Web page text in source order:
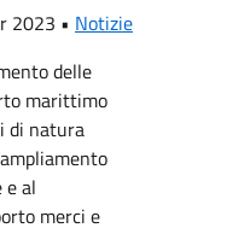
2023 • Notizie
delle
marittimo
di natura
e al
merci e